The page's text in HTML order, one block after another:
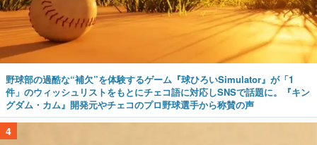
野球部の過酷な“補欠”を体験するゲーム『球ひろいSimulator』が「1
件」のウィッシュリストをもとにチェコ語に対応しSNSで話題に。『キン
グダム・カム』開発元やチェコのプロ野球選手から称賛の声
4